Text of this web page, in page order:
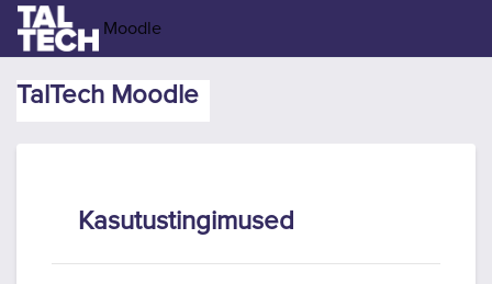
Jäta vahele peasisuni
Moodle
TalTech Moodle
Kasutustingimused